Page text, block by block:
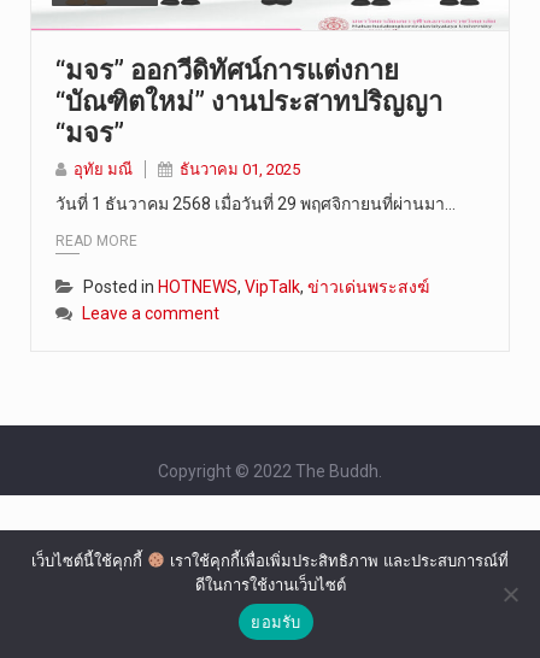
หลังจากราช…
“มจร” ออกวีดิทัศน์การแต่งกาย
“บัณฑิตใหม่” งานประสาทปริญญา
“มจร”
อุทัย มณี ธันวาคม 01, 2025
วันที่ 1 ธันวาคม 2568 เมื่อวันที่ 29 พฤศจิกายนที่ผ่านมา…
READ MORE
Posted in HOTNEWS, VipTalk, ข่าวเด่นพระสงฆ์
Leave a comment
Copyright © 2022 The Buddh.
เว็บไซต์นี้ใช้คุกกี้
เราใช้คุกกี้เพื่อเพิ่มประสิทธิภาพ และประสบการณ์ที่
ดีในการใช้งานเว็บไซต์
ยอมรับ